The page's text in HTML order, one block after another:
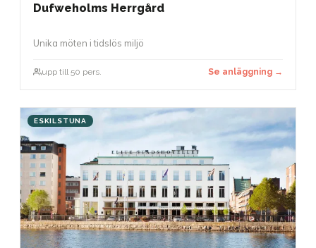
Dufweholms Herrgård
Unika möten i tidslös miljö
upp till 50 pers. Se anläggning →
ESKILSTUNA